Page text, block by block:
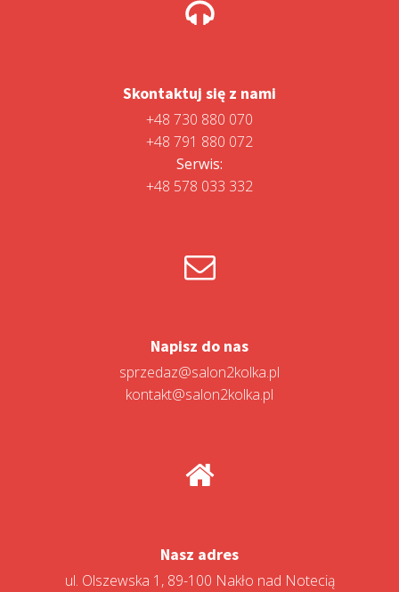
Skontaktuj się z nami
+48 730 880 070
+48 791 880 072
Serwis:
+48 578 033 332
Napisz do nas
sprzedaz@salon2kolka.pl
kontakt@salon2kolka.pl
Nasz adres
ul. Olszewska 1, 89-100 Nakło nad Notecią